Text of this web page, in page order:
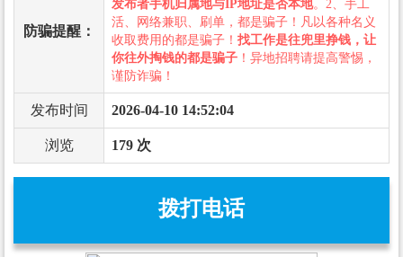
防骗提醒：
发布者手机归属地与IP地址是否本地。2、手工
活、网络兼职、刷单，都是骗子！凡以各种名义
收取费用的都是骗子！ 找工作是往兜里挣钱，让
你往外掏钱的都是骗子 ！异地招聘请提高警惕，
谨防诈骗！
发布时间 2026-04-10 14:52:04
浏览 179 次
拨打电话